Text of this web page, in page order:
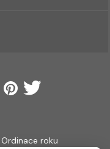
Ordinace roku